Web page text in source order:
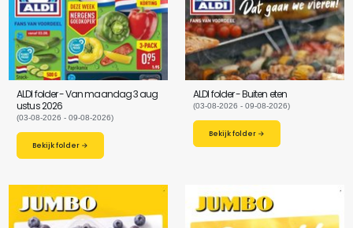
ALDI folder - Van maandag 3 aug
ustus 2026
(03-08-2026 - 09-08-2026)
Bekijk folder →
ALDI folder - Buiten eten
(03-08-2026 - 09-08-2026)
Bekijk folder →